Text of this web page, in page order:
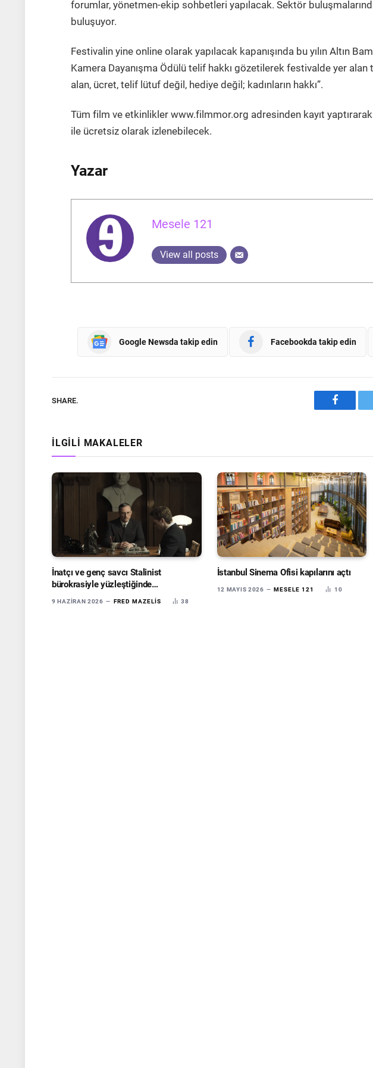
forumlar, yönetmen-ekip sohbetleri yapılacak. Sektör
buluşuyor.
Festivalin yine online olarak yapılacak kapanışında bu yılın Altın
Kamera Dayanışma Ödülü telif hakkı gözetilerek festivalde yer alan
alan, ücret, telif lütuf değil, hediye değil; kadınların hakkı”.
Tüm film ve etkinlikler www.filmmor.org adresinden kayıt
ile ücretsiz olarak izlenebilecek.
Yazar
Mesele 121
View all posts
Google Newsda takip edin Facebookda takip edin
SHARE.
İLGILI MAKALELER
İnatçı ve genç savcı Stalinist
bürokrasiyle yüzleştiğinde…
9 HAZIRAN 2026 FRED MAZELIS 38
İstanbul Sinema Ofisi kapılarını açtı
12 MAYIS 2026 MESELE 121 10